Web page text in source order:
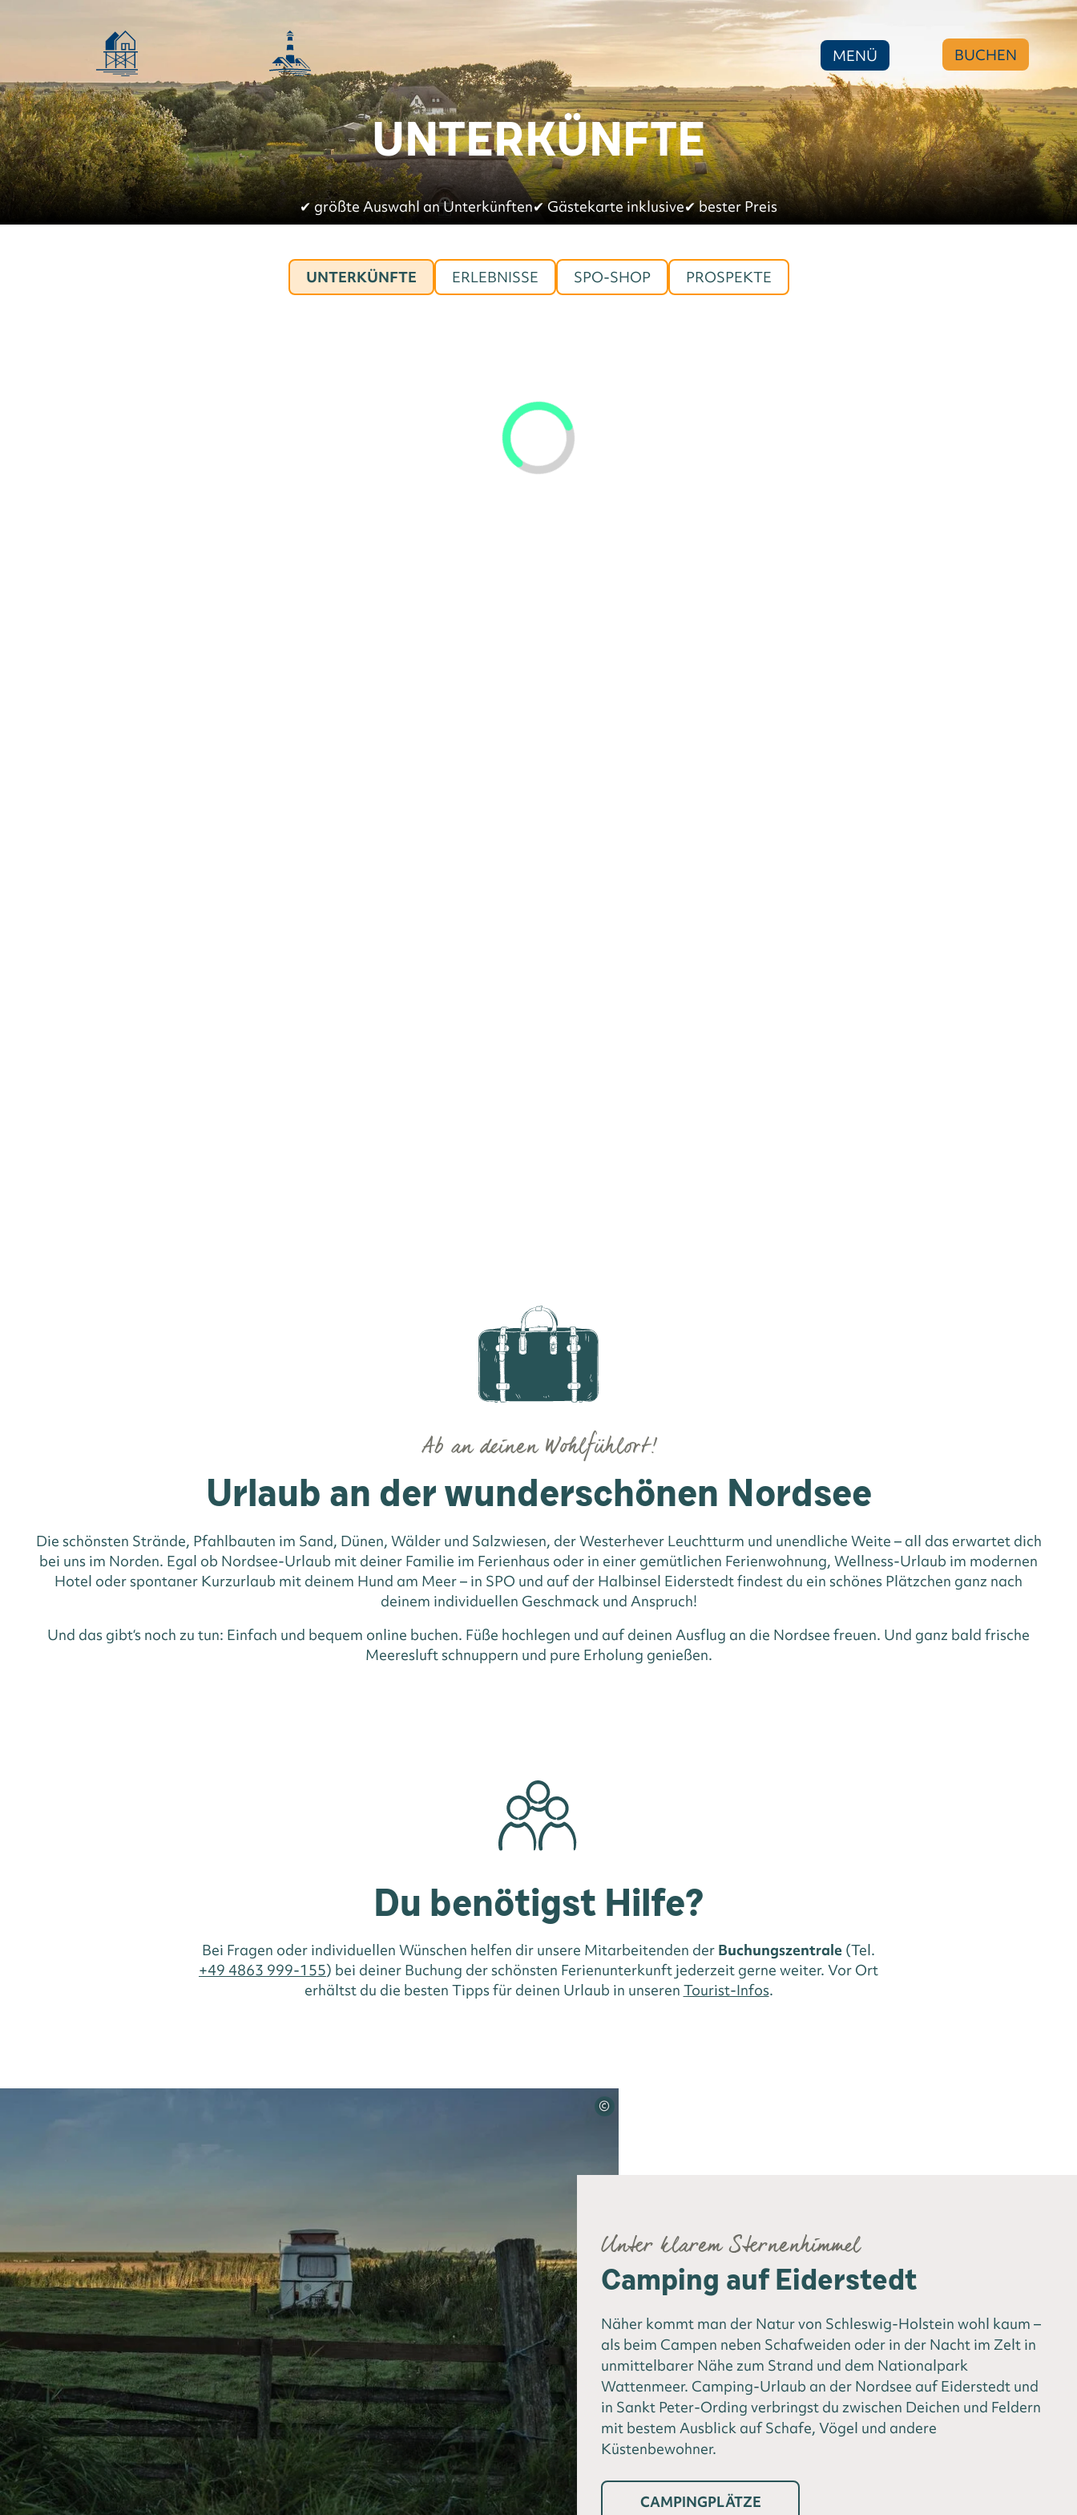
MENÜ BUCHEN
UNTERKÜNFTE
✔︎ größte Auswahl an Unterkünften✔︎Gästekarte inklusive✔︎bester Preis
UNTERKÜNFTE ERLEBNISSE SPO-SHOP PROSPEKTE
Urlaub an der wunderschönen Nordsee
Ab an deinen Wohlfühlort!
Die schönsten Strände, Pfahlbauten im Sand, Dünen, Wälder und Salzwiesen, der Westerhever Leuchtturm und unendliche Weite – all das erwartet dich
bei uns im Norden. Egal ob Nordsee-Urlaub mit deiner Familie im Ferienhaus oder in einer gemütlichen Ferienwohnung, Wellness-Urlaub im modernen
Hotel oder spontaner Kurzurlaub mit deinem Hund am Meer – in SPO und auf der Halbinsel Eiderstedt findest du ein schönes Plätzchen ganz nach
deinem individuellen Geschmack und Anspruch!
Und das gibt‘s noch zu tun: Einfach und bequem online buchen. Füße hochlegen und auf deinen Ausflug an die Nordsee freuen. Und ganz bald frische
Meeresluft schnuppern und pure Erholung genießen.
Du benötigst Hilfe?
Bei Fragen oder individuellen Wünschen helfen dir unsere Mitarbeitenden der Buchungszentrale (Tel.
+49 4863 999-155) bei deiner Buchung der schönsten Ferienunterkunft jederzeit gerne weiter. Vor Ort
erhältst du die besten Tipps für deinen Urlaub in unseren Tourist-Infos.
©
Unter klarem Sternenhimmel
Camping auf Eiderstedt
Näher kommt man der Natur von Schleswig-Holstein wohl kaum –
als beim Campen neben Schafweiden oder in der Nacht im Zelt in
unmittelbarer Nähe zum Strand und dem Nationalpark
Wattenmeer. Camping-Urlaub an der Nordsee auf Eiderstedt und
in Sankt Peter-Ording verbringst du zwischen Deichen und Feldern
mit bestem Ausblick auf Schafe, Vögel und andere
Küstenbewohner.
CAMPINGPLÄTZE